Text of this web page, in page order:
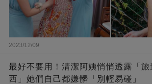
2023/12/09
最好不要用！清潔阿姨悄悄透露「
西」她們自己都嫌髒「別輕易碰」